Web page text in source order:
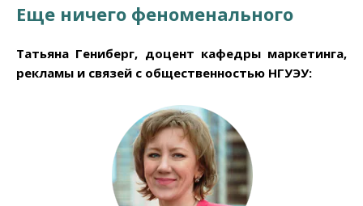
Еще ничего феноменального
Татьяна Гениберг, доцент кафедры маркетинга,
рекламы и связей с общественностью НГУЭУ: